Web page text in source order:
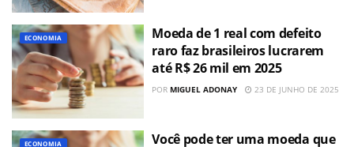
ECONOMIA
Moeda de 1 real com defeito
raro faz brasileiros lucrarem
até R$ 26 mil em 2025
POR MIGUEL ADONAY 23 DE JUNHO DE 2025
ECONOMIA
Você pode ter uma moeda que